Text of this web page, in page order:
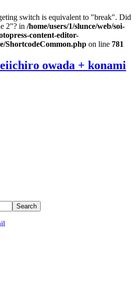
switch is equivalent to "break". Did
2"? in /home/users/1/slunce/web/soi-
content-editor-
ShortcodeCommon.php on line 781